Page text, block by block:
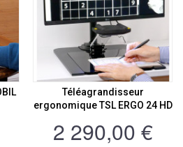
Téléagrandisseur
ergonomique TSL ERGO 24 HD
2 290,00 €